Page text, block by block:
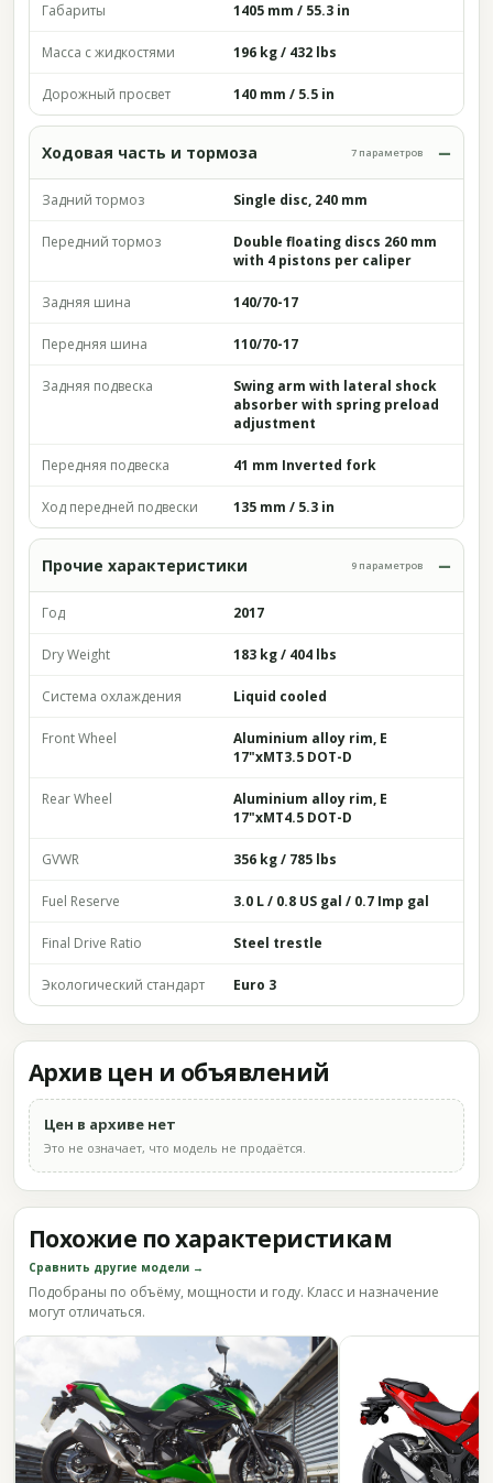
Габариты 1405 mm / 55.3 in
Масса с жидкостями 196 kg / 432 lbs
Дорожный просвет 140 mm / 5.5 in
Ходовая часть и тормоза 7 параметров
Задний тормоз Single disc, 240 mm
Передний тормоз
Double floating discs 260 mm
with 4 pistons per caliper
Задняя шина 140/70-17
Передняя шина 110/70-17
Задняя подвеска
Swing arm with lateral shock
absorber with spring preload
adjustment
Передняя подвеска 41 mm Inverted fork
Ход передней подвески 135 mm / 5.3 in
Прочие характеристики 9 параметров
Год 2017
Dry Weight 183 kg / 404 lbs
Система охлаждения Liquid cooled
Front Wheel
Aluminium alloy rim, E
17"xMT3.5 DOT-D
Rear Wheel
Aluminium alloy rim, E
17"xMT4.5 DOT-D
GVWR 356 kg / 785 lbs
Fuel Reserve 3.0 L / 0.8 US gal / 0.7 Imp gal
Final Drive Ratio Steel trestle
Экологический стандарт Euro 3
Архив цен и объявлений
Цен в архиве нет
Это не означает, что модель не продаётся.
Похожие по характеристикам
Сравнить другие модели →
Подобраны по объёму, мощности и году. Класс и назначение
могут отличаться.